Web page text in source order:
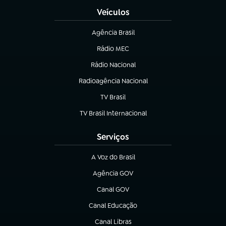
Veículos
Agência Brasil
(abre em nova aba)
Rádio MEC
Rádio Nacional
(abre em nova aba)
Radioagência Nacional
(abre em nova aba)
TV Brasil
(abre em nova aba)
TV Brasil Internacional
(abre em nova aba)
Serviços
A Voz do Brasil
(abre em nova aba)
Agência GOV
(abre em nova aba)
Canal GOV
(abre em nova aba)
Canal Educação
(abre em nova aba)
Canal Libras